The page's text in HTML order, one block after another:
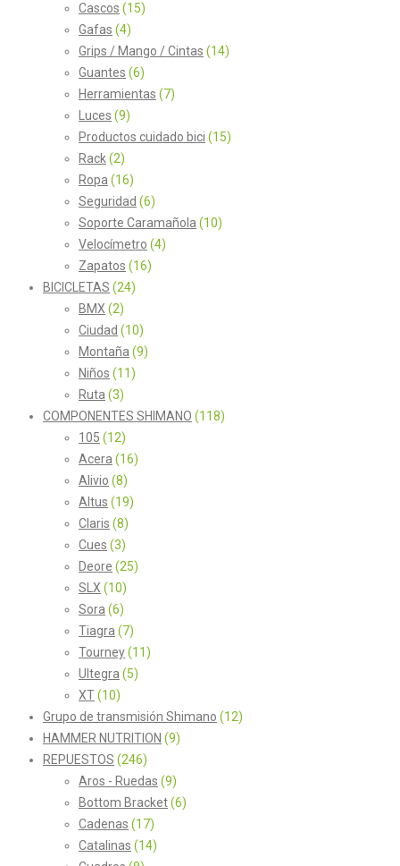
Cascos (15)
Gafas (4)
Grips / Mango / Cintas (14)
Guantes (6)
Herramientas (7)
Luces (9)
Productos cuidado bici (15)
Rack(2)
Ropa (16)
Seguridad (6)
Soporte Caramañola (10)
Velocímetro (4)
Zapatos (16)
BICICLETAS (24)
BMX (2)
Ciudad (10)
Montaña (9)
Niños (11)
Ruta (3)
COMPONENTES SHIMANO (118)
105 (12)
Acera (16)
Alivio (8)
Altus (19)
Claris (8)
Cues (3)
Deore (25)
SLX (10)
Sora (6)
Tiagra (7)
Tourney(11)
Ultegra (5)
XT(10)
Grupo de transmisión Shimano (12)
HAMMER NUTRITION (9)
REPUESTOS (246)
Aros - Ruedas (9)
Bottom Bracket(6)
Cadenas (17)
Catalinas (14)